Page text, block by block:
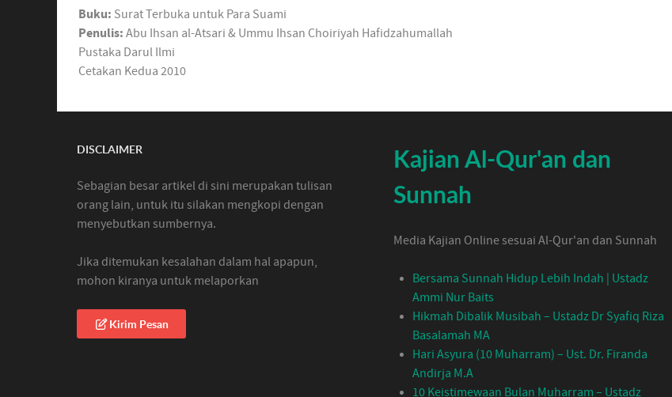
Buku: Surat Terbuka untuk Para Suami
Penulis: Abu Ihsan al-Atsari & Ummu Ihsan Choiriyah Hafidzahumallah
Pustaka Darul Ilmi
Cetakan Kedua 2010
DISCLAIMER
Sebagian besar artikel di sini merupakan tulisan
orang lain, untuk itu silakan mengkopi dengan
menyebutkan sumbernya.
Jika ditemukan kesalahan dalam hal apapun,
mohon kiranya untuk melaporkan
Kirim Pesan
Kajian Al-Qur'an dan
Sunnah
Media Kajian Online sesuai Al-Qur'an dan Sunnah
Bersama Sunnah Hidup Lebih Indah | Ustadz
Ammi Nur Baits
Hikmah Dibalik Musibah – Ustadz Dr Syafiq Riza
Basalamah MA
Hari Asyura (10 Muharram) – Ust. Dr. Firanda
Andirja M.A
10 Keistimewaan Bulan Muharram – Ustadz